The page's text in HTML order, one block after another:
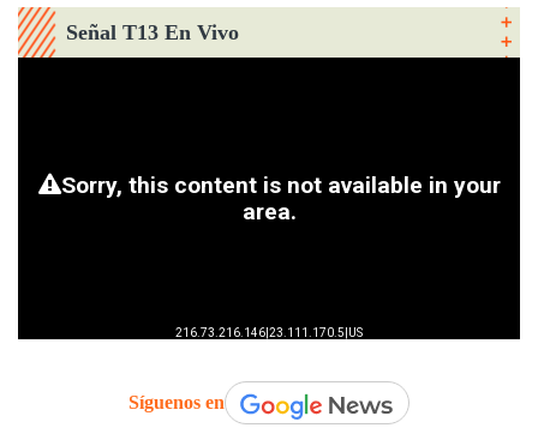
Señal T13 En Vivo
Síguenos en